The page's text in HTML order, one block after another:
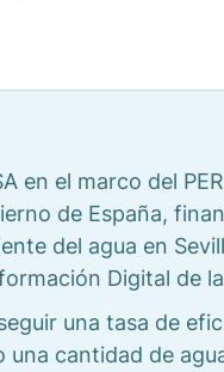
en el marco del
de España,
del agua en
Digital de
una tasa de
cantidad de